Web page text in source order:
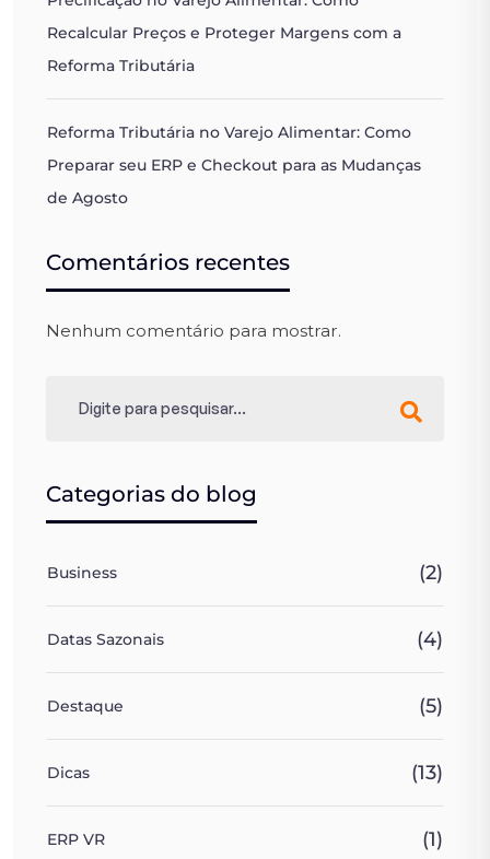
Recalcular Preços e Proteger Margens com a
Reforma Tributária
Reforma Tributária no Varejo Alimentar: Como
Preparar seu ERP e Checkout para as Mudanças
de Agosto
Comentários recentes
Nenhum comentário para mostrar.
Categorias do blog
Business (2)
Datas Sazonais (4)
Destaque (5)
Dicas (13)
ERP VR (1)